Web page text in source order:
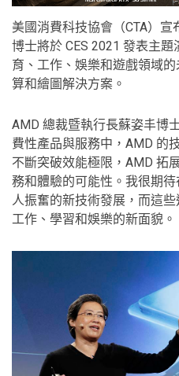
美國消費科技協會（CTA）
博士將於 CES 2021 發表主題
育、工作、娛樂和遊戲領域
算和繪圖解決方案。
AMD 總裁暨執行長蘇姿丰博
費性產品與服務中，AMD 的
不斷突破效能極限，AMD 拓
務和體驗的可能性。我很期
人振奮的新技術發展，而這
工作、學習和娛樂的新面貌。